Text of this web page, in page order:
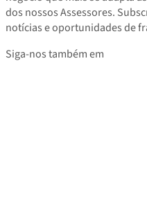
dos nossos Assessores.
notícias e oportunidades de
Siga-nos também em